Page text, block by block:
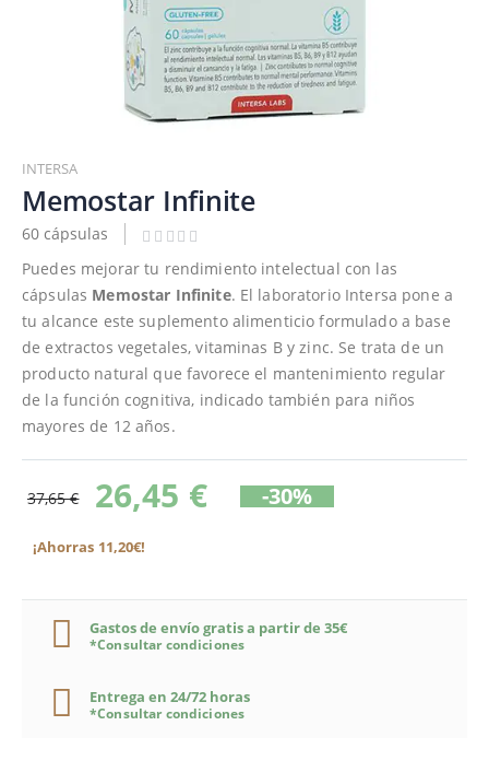
al
comienzo
de
la
galería
imágenes
INTERSA
Memostar Infinite
60 cápsulas
Puedes mejorar tu rendimiento intelectual con las
cápsulas Memostar Infinite. El laboratorio Intersa pone a
tu alcance este suplemento alimenticio formulado a base
de extractos vegetales, vitaminas B y zinc. Se trata de un
producto natural que favorece el mantenimiento regular
de la función cognitiva, indicado también para niños
mayores de 12 años.
37,65 € 26,45 € -30%
¡Ahorras 11,20€!
Gastos de envío gratis a partir de 35€
*Consultar condiciones
Entrega en 24/72 horas
*Consultar condiciones